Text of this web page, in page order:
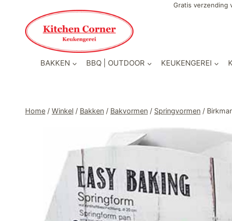
inhoud
Gratis verzending
BAKKEN BBQ | OUTDOOR KEUKENGEREI
Home / Winkel / Bakken / Bakvormen / Springvormen /